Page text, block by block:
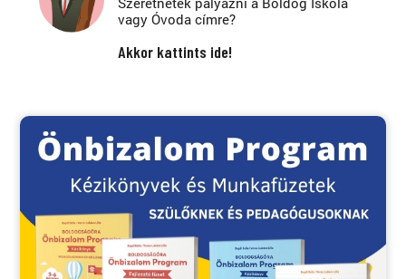
vagy Óvoda címre?
Akkor kattints ide!